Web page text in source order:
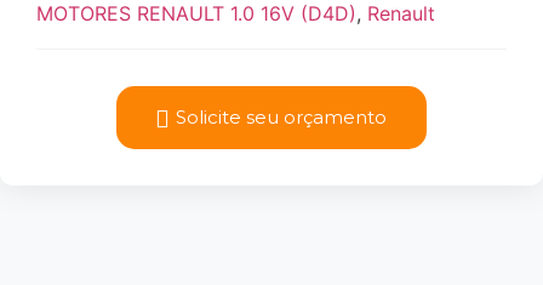
MOTORES RENAULT 1.0 16V (D4D), Renault
Solicite seu orçamento